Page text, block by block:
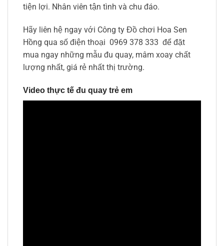
tiện lợi. Nhân viên tận tình và chu đáo.
Hãy liên hệ ngay với Công ty Đồ chơi Hoa Sen
Hồng qua số điện thoại 0969 378 333 để đặt
mua ngay những mẫu đu quay, mâm xoay chất
lượng nhất, giá rẻ nhất thị trường.
Video thực tế đu quay trẻ em